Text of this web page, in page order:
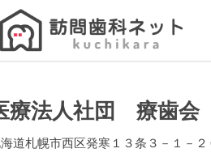
療法人社団 療歯
道札幌市西区発寒１３条３－１－２